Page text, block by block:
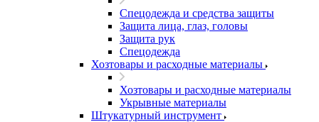
Спецодежда и средства защиты
Защита лица, глаз, головы
Защита рук
Спецодежда
Хозтовары и расходные материалы
Хозтовары и расходные материалы
Укрывные материалы
Штукатурный инструмент